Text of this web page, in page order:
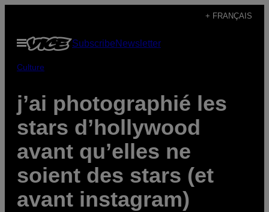
content
+ FRANÇAIS
Open
Menu
SubscribeNewsletter
Culture
j’ai photographié les
stars d’hollywood
avant qu’elles ne
soient des stars (et
avant instagram)